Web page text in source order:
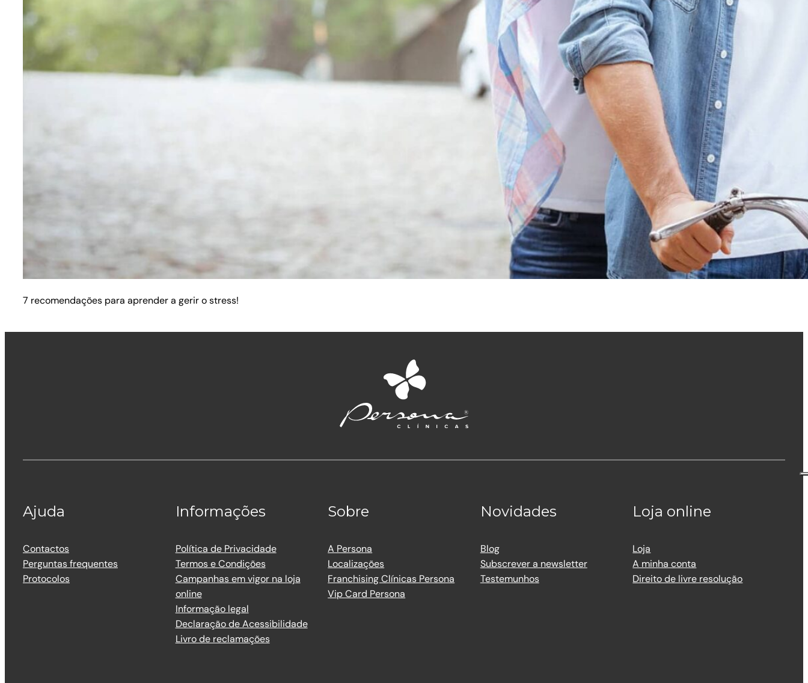
7 recomendações para aprender a gerir o stress!
Ajuda
Contactos
Perguntas frequentes
Protocolos
Informações
Política de Privacidade
Termos e Condições
Campanhas em vigor na loja
online
Informação legal
Declaração de Acessibilidade
Livro de reclamações
Sobre
A Persona
Localizações
Franchising Clínicas Persona
Vip Card Persona
Novidades
Blog
Subscrever a newsletter
Testemunhos
Loja online
Loja
A minha conta
Direito de livre resolução